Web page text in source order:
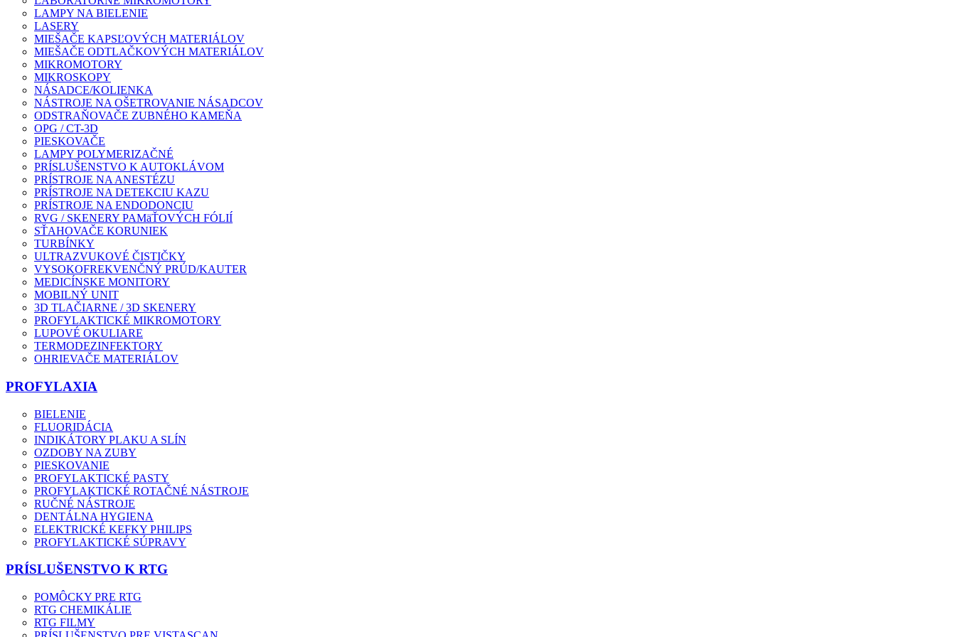
LAMPY NA BIELENIE
LASERY
MIEŠAČE KAPSĽOVÝCH MATERIÁLOV
MIEŠAČE ODTLAČKOVÝCH MATERIÁLOV
MIKROMOTORY
MIKROSKOPY
NÁSADCE/KOLIENKA
NÁSTROJE NA OŠETROVANIE NÁSADCOV
ODSTRAŇOVAČE ZUBNÉHO KAMEŇA
OPG / CT-3D
PIESKOVAČE
LAMPY POLYMERIZAČNÉ
PRÍSLUŠENSTVO K AUTOKLÁVOM
PRÍSTROJE NA ANESTÉZU
PRÍSTROJE NA DETEKCIU KAZU
PRÍSTROJE NA ENDODONCIU
RVG / SKENERY PAMäŤOVÝCH FÓLIÍ
SŤAHOVAČE KORUNIEK
TURBÍNKY
ULTRAZVUKOVÉ ČISTIČKY
VYSOKOFREKVENČNÝ PRÚD/KAUTER
MEDICÍNSKE MONITORY
MOBILNÝ UNIT
3D TLAČIARNE / 3D SKENERY
PROFYLAKTICKÉ MIKROMOTORY
LUPOVÉ OKULIARE
TERMODEZINFEKTORY
OHRIEVAČE MATERIÁLOV
PROFYLAXIA
BIELENIE
FLUORIDÁCIA
INDIKÁTORY PLAKU A SLÍN
OZDOBY NA ZUBY
PIESKOVANIE
PROFYLAKTICKÉ PASTY
PROFYLAKTICKÉ ROTAČNÉ NÁSTROJE
RUČNÉ NÁSTROJE
DENTÁLNA HYGIENA
ELEKTRICKÉ KEFKY PHILIPS
PROFYLAKTICKÉ SÚPRAVY
PRÍSLUŠENSTVO K RTG
POMÔCKY PRE RTG
RTG CHEMIKÁLIE
RTG FILMY